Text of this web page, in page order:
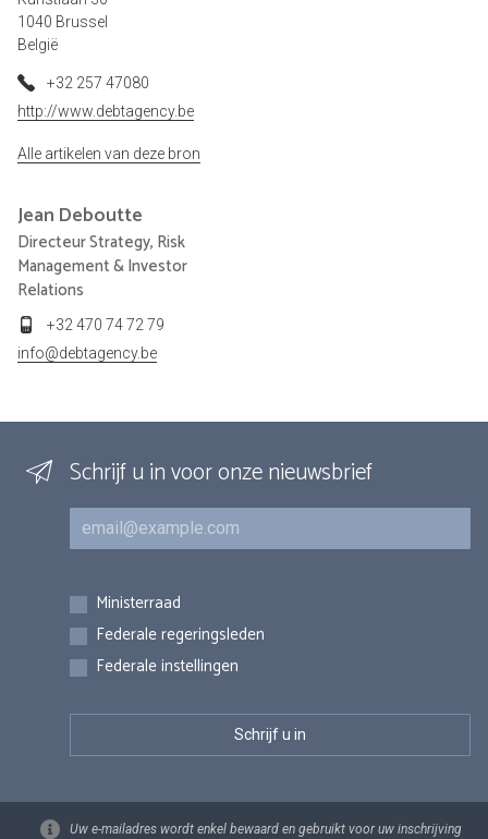
1040 Brussel
België
+32 257 47080
http://www.debtagency.be
Alle artikelen van deze bron
Jean Deboutte
Directeur Strategy, Risk
Management & Investor
Relations
+32 470 74 72 79
info@debtagency.be
Schrijf u in voor onze nieuwsbrief
E-mail
Inschrijvingen
Ministerraad
Federale regeringsleden
Federale instellingen
Uw e-mailadres wordt enkel bewaard en gebruikt voor uw inschrijving